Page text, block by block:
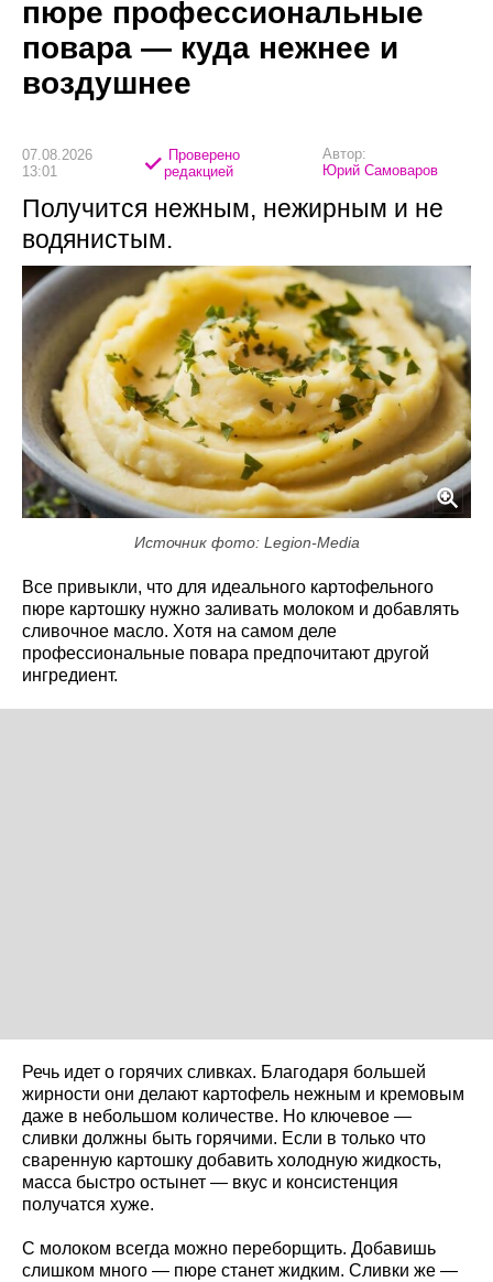
пюре профессиональные
повара — куда нежнее и
воздушнее
07.08.2026
13:01
Проверено
редакцией
Автор:
Юрий Самоваров
Получится нежным, нежирным и не
водянистым.
Источник фото: Legion-Media
Все привыкли, что для идеального картофельного
пюре картошку нужно заливать молоком и добавлять
сливочное масло. Хотя на самом деле
профессиональные повара предпочитают другой
ингредиент.
Речь идет о горячих сливках. Благодаря большей
жирности они делают картофель нежным и кремовым
даже в небольшом количестве. Но ключевое —
сливки должны быть горячими. Если в только что
сваренную картошку добавить холодную жидкость,
масса быстро остынет — вкус и консистенция
получатся хуже.
С молоком всегда можно переборщить. Добавишь
слишком много — пюре станет жидким. Сливки же —